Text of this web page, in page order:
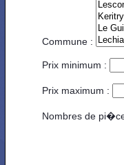
Commune :
Prix minimum :
Prix maximum :
Nombres de